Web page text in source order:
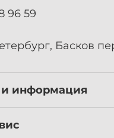
информация
96 59
Басков